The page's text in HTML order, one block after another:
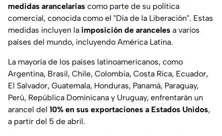
medidas arancelarias como parte de su política
comercial, conocida como el "Día de la Liberación". Estas
medidas incluyen la imposición de aranceles a varios
países del mundo, incluyendo América Latina.
La mayoría de los países latinoamericanos, como
Argentina, Brasil, Chile, Colombia, Costa Rica, Ecuador,
El Salvador, Guatemala, Honduras, Panamá, Paraguay,
Perú, República Dominicana y Uruguay, enfrentarán un
arancel del 10% en sus exportaciones a Estados Unidos,
a partir del 5 de abril.